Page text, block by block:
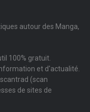
autour des Manga,
100% gratuit.
et d'actualité.
(scan
de sites de